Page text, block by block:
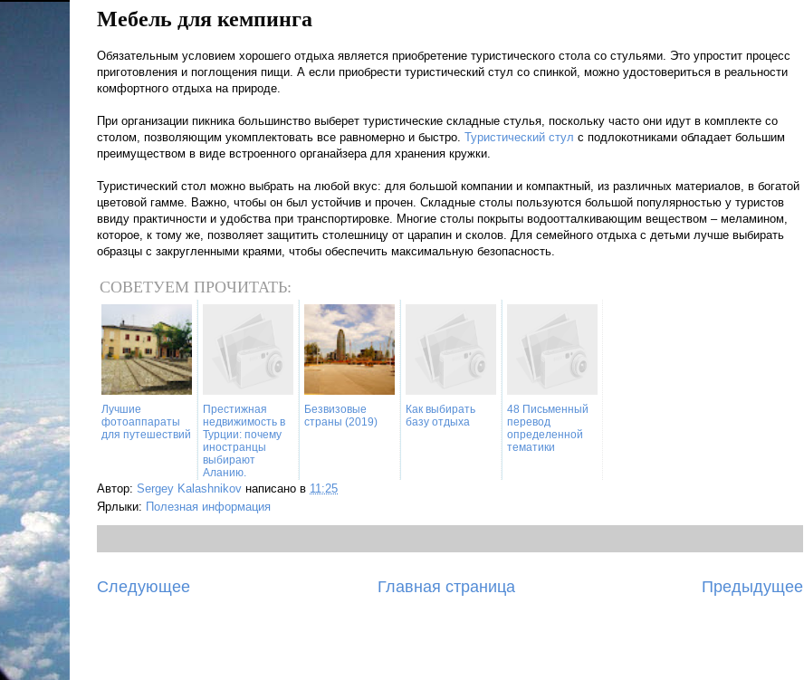
Мебель для кемпинга
Обязательным условием хорошего отдыха является приобретение туристического стола со стульями. Это упростит процесс
приготовления и поглощения пищи. А если приобрести туристический стул со спинкой, можно удостовериться в реальности
комфортного отдыха на природе.
При организации пикника большинство выберет туристические складные стулья, поскольку часто они идут в комплекте со
столом, позволяющим укомплектовать все равномерно и быстро. Туристический стул с подлокотниками обладает большим
преимуществом в виде встроенного органайзера для хранения кружки.
Туристический стол можно выбрать на любой вкус: для большой компании и компактный, из различных материалов, в богатой
цветовой гамме. Важно, чтобы он был устойчив и прочен. Складные столы пользуются большой популярностью у туристов
ввиду практичности и удобства при транспортировке. Многие столы покрыты водоотталкивающим веществом – меламином,
которое, к тому же, позволяет защитить столешницу от царапин и сколов. Для семейного отдыха с детьми лучше выбирать
образцы с закругленными краями, чтобы обеспечить максимальную безопасность.
СОВЕТУЕМ ПРОЧИТАТЬ:
Лучшие
фотоаппараты
для путешествий
Престижная
недвижимость в
Турции: почему
иностранцы
выбирают
Аланию.
Безвизовые
страны (2019)
Как выбирать
базу отдыха
48 Письменный
перевод
определенной
тематики
Автор: Sergey Kalashnikov написано в 11:25
Ярлыки: Полезная информация
Следующее Предыдущее
Главная страница